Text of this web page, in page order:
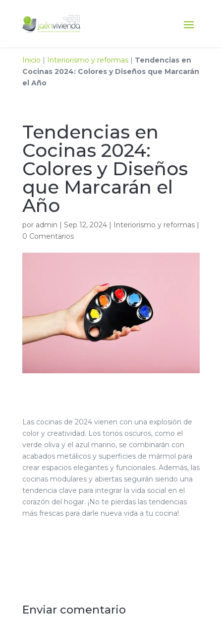
Inicio | Interiorismo y reformas| Tendencias en
Cocinas 2024: Colores y Diseños que Marcarán
el Año
Tendencias en
Cocinas 2024:
Colores y Diseños
que Marcarán el
Año
por admin | Sep 12, 2024| Interiorismo y reformas|
0 Comentarios
Las cocinas de 2024 vienen con una explosión de
color y creatividad. Los tonos oscuros, como el
verde oliva y el azul marino, se combinarán con
acabados metálicos y superficies de mármol para
crear espacios elegantes y funcionales. Además, las
cocinas modulares y abiertas seguirán siendo una
tendencia clave para integrar la vida social en el
corazón del hogar. ¡No te pierdas las tendencias
más frescas para darle nueva vida a tu cocina!
Enviar comentario